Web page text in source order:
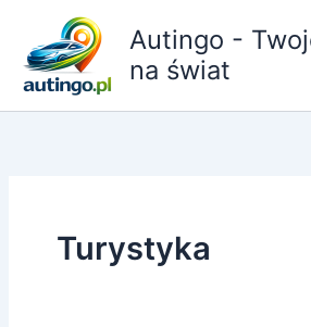
treści
Autingo -
na świat
Turystyka